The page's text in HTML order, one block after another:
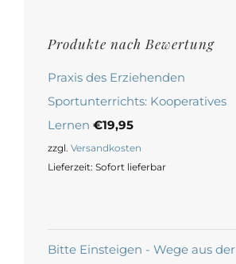
Produkte nach Bewertung
Praxis des Erziehenden
Sportunterrichts: Kooperatives
Lernen €19,95
zzgl. Versandkosten
Lieferzeit: Sofort lieferbar
Bitte Einsteigen - Wege aus der